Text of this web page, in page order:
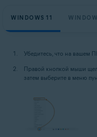
WINDOWS 11
Убедитесь, что на вашем
Правой кнопкой мыши
затем выберите в меню